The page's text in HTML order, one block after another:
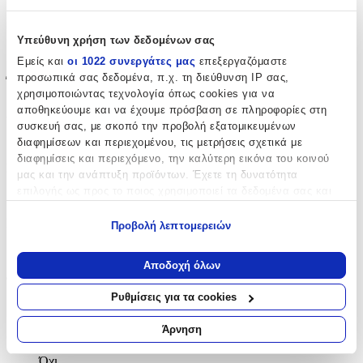
Υπεύθυνη χρήση των δεδομένων σας
Εμείς και οι 1022 συνεργάτες μας επεξεργαζόμαστε
προσωπικά σας δεδομένα, π.χ. τη διεύθυνση IP σας,
χρησιμοποιώντας τεχνολογία όπως cookies για να
αποθηκεύουμε και να έχουμε πρόσβαση σε πληροφορίες στη
συσκευή σας, με σκοπό την προβολή εξατομικευμένων
διαφημίσεων και περιεχομένου, τις μετρήσεις σχετικά με
διαφημίσεις και περιεχόμενο, την καλύτερη εικόνα του κοινού
μας και την ανάπτυξη προϊόντων. Έχετε τη δυνατότητα
Να συλλέξουμε πληροφορίες σχετικά με τη γεωγραφική
σας τοποθεσία, οι οποίες μπορεί να είναι ακριβείς σε
απόσταση μερικών μέτρων
Να αναγνωρίσουμε τη συσκευή σας σαρώνοντας ενεργά
για συγκεκριμένα χαρακτηριστικά (δακτυλικό αποτύπωμα)
Μάθετε περισσότερα σχετικά με τον τρόπο επεξεργασίας των
προσωπικών σας δεδομένων και καθορίστε τις προτιμήσεις σας
Προβολή λεπτομερειών
Αποδοχή όλων
Ρυθμίσεις για τα cookies
Άρνηση
Τοίχου
Έξτρα Χαρακτηριστικά
Αφρώδες:
Όχι
Βινυλίου
Όχι
Φωσφοριζέ: